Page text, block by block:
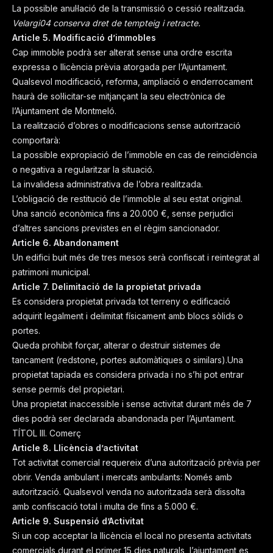
La possible anul·lació de la transmissió o cessió realitzada.
Velargi04 conserva dret de tempteig i retracte.
Article 5. Modificació d’immobles
Cap immoble podrà ser alterat sense una ordre escrita
expressa o llicència prèvia atorgada per l’Ajuntament.
Qualsevol modificació, reforma, ampliació o enderrocament
haurà de sol·licitar-se mitjançant la seu electrònica de
l’Ajuntament de Montmeló.
La realització d’obres o modificacions sense autorització
comportarà:
La possible expropiació de l’immoble en cas de reincidència
o negativa a regularitzar la situació.
La invalidesa administrativa de l’obra realitzada.
L’obligació de restitució de l’immoble al seu estat original.
Una sanció econòmica fins a 20.000 €, sense perjudici
d’altres sancions previstes en el règim sancionador.
Article 6. Abandonament
Un edifici buit més de tres mesos serà confiscat i reintegrat al
patrimoni municipal.
Article 7. Delimitació de la propietat privada
Es considera propietat privada tot terreny o edificació
adquirit legalment i delimitat físicament amb blocs sòlids o
portes.
Queda prohibit forçar, alterar o destruir sistemes de
tancament (redstone, portes automàtiques o similars).Una
propietat tapiada es considera privada i no s’hi pot entrar
sense permís del propietari.
Una propietat inaccessible i sense activitat durant més de 7
dies podrà ser declarada abandonada per l’Ajuntament.
TÍTOL III. Comerç
Article 8. Llicència d’activitat
Tot activitat comercial requereix d’una autorització prèvia per
obrir. Venda ambulant i mercats ambulants: Només amb
autorització. Qualsevol venda no autoritzada serà dissolta
amb confiscació total i multa de fins a 5.000 €.
Article 9. Suspensió d’Activitat
Si un cop acceptar la llicència el local no presenta activitats
comercials durant el primer 15 dies naturals, l’ajuntament es